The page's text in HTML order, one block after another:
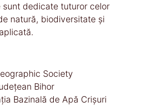
sunt dedicate tuturor celor
natură, biodiversitate și
Society
Bihor
Bazinală de Apă Crișuri